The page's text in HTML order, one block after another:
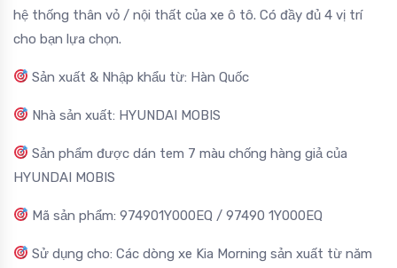
hệ thống thân vỏ / nội thất của xe ô tô. Có đầy đủ 4 vị trí
cho bạn lựa chọn.
Sản xuất & Nhập khẩu từ: Hàn Quốc
Nhà sản xuất: HYUNDAI MOBIS
Sản phẩm được dán tem 7 màu chống hàng giả của
HYUNDAI MOBIS
Mã sản phẩm: 974901Y000EQ / 97490 1Y000EQ
Sử dụng cho: Các dòng xe Kia Morning sản xuất từ năm